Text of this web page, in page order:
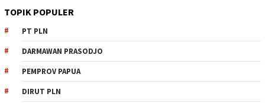
TOPIK POPULER
PT PLN
DARMAWAN PRASODJO
PEMPROV PAPUA
DIRUT PLN